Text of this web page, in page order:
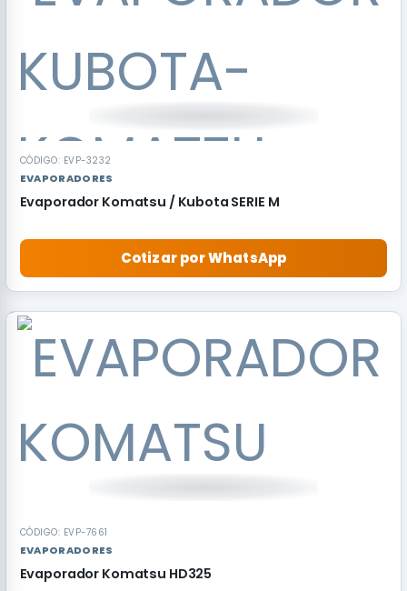
CÓDIGO: EVP-3232
EVAPORADORES
Evaporador Komatsu / Kubota SERIE M
Cotizar por WhatsApp
CÓDIGO: EVP-7661
EVAPORADORES
Evaporador Komatsu HD325